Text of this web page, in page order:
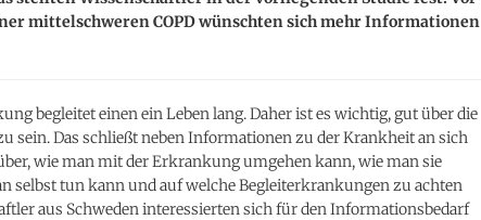
mittelschweren COPD wünschten sich mehr Informationen
begleitet einen ein Leben lang. Daher ist es wichtig, gut über die
sein. Das schließt neben Informationen zu der Krankheit an sich
wie man mit der Erkrankung umgehen kann, wie man sie
selbst tun kann und auf welche Begleiterkrankungen zu achten
aus Schweden interessierten sich für den Informationsbedarf